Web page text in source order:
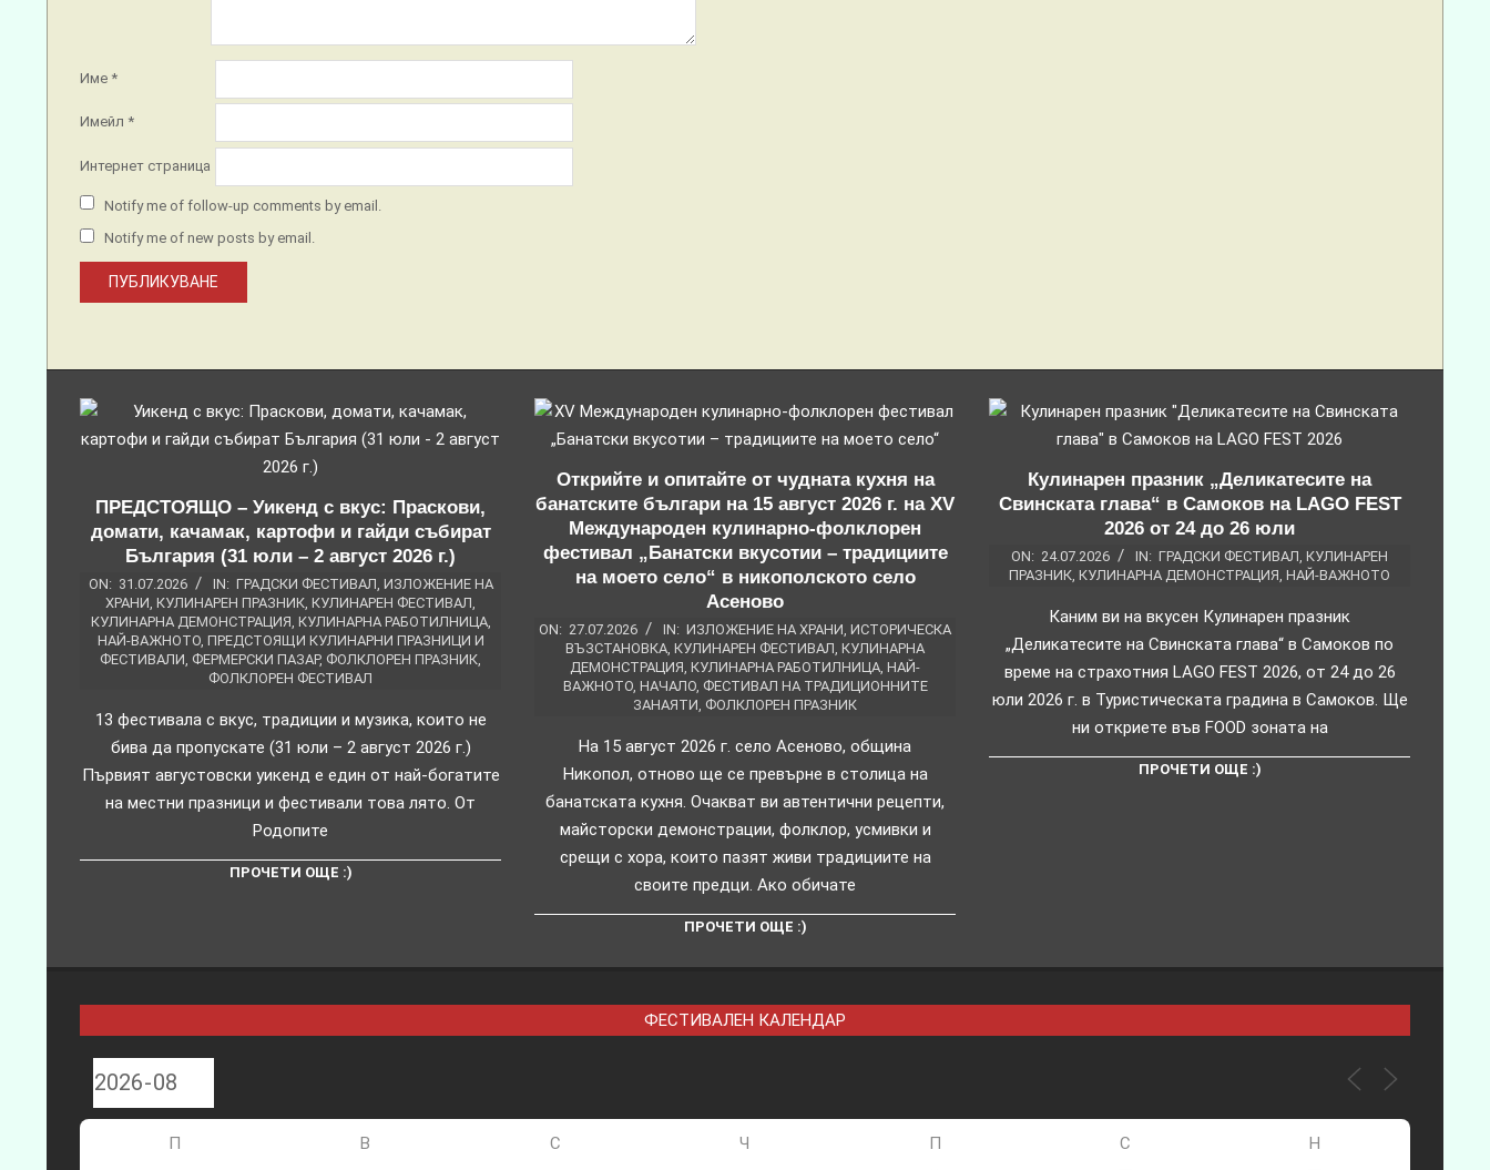
Име *
Имейл *
Интернет страница
Notify me of follow-up comments by email.
Notify me of new posts by email.
ПРЕДСТОЯЩО – Уикенд с вкус: Праскови,
домати, качамак, картофи и гайди събират
България (31 юли – 2 август 2026 г.)
ON: 31.07.2026 IN: ГРАДСКИ ФЕСТИВАЛ, ИЗЛОЖЕНИЕ НА
ХРАНИ, КУЛИНАРЕН ПРАЗНИК, КУЛИНАРЕН ФЕСТИВАЛ,
КУЛИНАРНА ДЕМОНСТРАЦИЯ, КУЛИНАРНА РАБОТИЛНИЦА,
НАЙ-ВАЖНОТО, ПРЕДСТОЯЩИ КУЛИНАРНИ ПРАЗНИЦИ И
ФЕСТИВАЛИ, ФЕРМЕРСКИ ПАЗАР, ФОЛКЛОРЕН ПРАЗНИК,
ФОЛКЛОРЕН ФЕСТИВАЛ
13 фестивала с вкус, традиции и музика, които не
бива да пропускате (31 юли – 2 август 2026 г.)
Първият августовски уикенд е един от най-богатите
на местни празници и фестивали това лято. От
Родопите
ПРОЧЕТИ ОЩЕ :)
Открийте и опитайте от чудната кухня на
банатските българи на 15 август 2026 г. на XV
Международен кулинарно-фолклорен
фестивал „Банатски вкусотии – традициите
на моето село“ в никополското село
Асеново
ON: 27.07.2026 IN: ИЗЛОЖЕНИЕ НА ХРАНИ, ИСТОРИЧЕСКА
ВЪЗСТАНОВКА, КУЛИНАРЕН ФЕСТИВАЛ, КУЛИНАРНА
ДЕМОНСТРАЦИЯ, КУЛИНАРНА РАБОТИЛНИЦА, НАЙ-
ВАЖНОТО, НАЧАЛО, ФЕСТИВАЛ НА ТРАДИЦИОННИТЕ
ЗАНАЯТИ, ФОЛКЛОРЕН ПРАЗНИК
На 15 август 2026 г. село Асеново, община
Никопол, отново ще се превърне в столица на
банатската кухня. Очакват ви автентични рецепти,
майсторски демонстрации, фолклор, усмивки и
срещи с хора, които пазят живи традициите на
своите предци. Ако обичате
ПРОЧЕТИ ОЩЕ :)
Кулинарен празник „Деликатесите на
Свинската глава“ в Самоков на LAGO FEST
2026 от 24 до 26 юли
ON: 24.07.2026 IN: ГРАДСКИ ФЕСТИВАЛ, КУЛИНАРЕН
ПРАЗНИК, КУЛИНАРНА ДЕМОНСТРАЦИЯ, НАЙ-ВАЖНОТО
Каним ви на вкусен Кулинарен празник
„Деликатесите на Свинската глава“ в Самоков по
време на страхотния LAGO FEST 2026, от 24 до 26
юли 2026 г. в Туристическата градина в Самоков. Ще
ни откриете във FOOD зоната на
ПРОЧЕТИ ОЩЕ :)
ФЕСТИВАЛЕН КАЛЕНДАР
П В С Ч П С Н